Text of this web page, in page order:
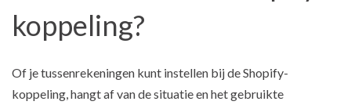
koppeling?
Of je tussenrekeningen kunt instellen bij de Shopify-
koppeling, hangt af van de situatie en het gebruikte